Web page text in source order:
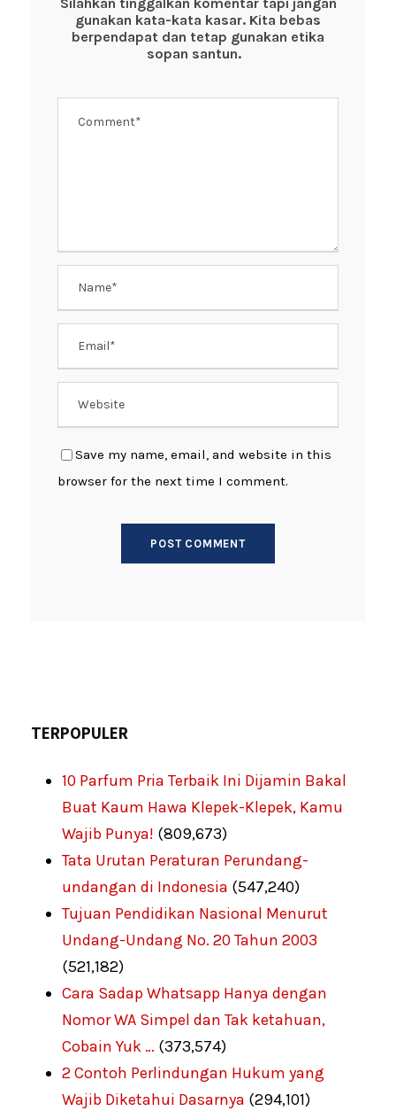
o
p
gunakan kata-kata kasar. Kita bebas
berpendapat dan tetap gunakan etika
sopan santun.
Save my name, email, and website in this
browser for the next time I comment.
TERPOPULER
10 Parfum Pria Terbaik Ini Dijamin Bakal
Buat Kaum Hawa Klepek-Klepek, Kamu
Wajib Punya! (809,673)
Tata Urutan Peraturan Perundang-
undangan di Indonesia (547,240)
Tujuan Pendidikan Nasional Menurut
Undang-Undang No. 20 Tahun 2003
(521,182)
Cara Sadap Whatsapp Hanya dengan
Nomor WA Simpel dan Tak ketahuan,
Cobain Yuk … (373,574)
2 Contoh Perlindungan Hukum yang
Wajib Diketahui Dasarnya (294,101)